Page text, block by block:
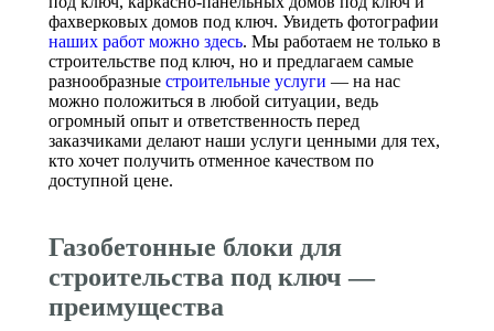
фахверковых домов под ключ. Увидеть фотографии
наших работ можно здесь. Мы работаем не только в
строительстве под ключ, но и предлагаем самые
разнообразные строительные услуги — на нас
можно положиться в любой ситуации, ведь
огромный опыт и ответственность перед
заказчиками делают наши услуги ценными для тех,
кто хочет получить отменное качеством по
доступной цене.
Газобетонные блоки для
строительства под ключ —
преимущества